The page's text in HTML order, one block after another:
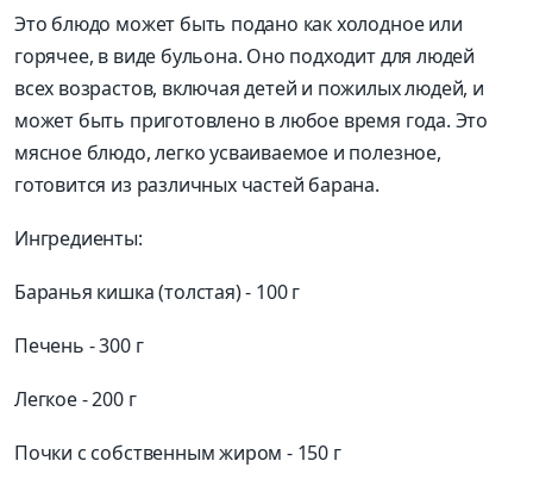
Это блюдо может быть подано как холодное или
горячее, в виде бульона. Оно подходит для людей
всех возрастов, включая детей и пожилых людей, и
может быть приготовлено в любое время года. Это
мясное блюдо, легко усваиваемое и полезное,
готовится из различных частей барана.
Ингредиенты:
Баранья кишка (толстая) - 100 г
Печень - 300 г
Легкое - 200 г
Почки с собственным жиром - 150 г